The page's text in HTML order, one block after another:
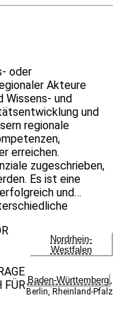
oder
Akteure
Wissens- und
und
regionale
erreichen.
zugeschrieben,
Es ist eine
und
zu schaffen,
zielführend zu
zu realisieren.
Verständnis
für eine
von
Checklisten
Nordrhein-
Westfalen
FÜR Baden-Württemberg,
Berlin, Rheinland-Pfalz